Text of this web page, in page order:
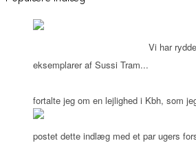
Vi har
eksemplarer af Sussi Tram...
fortalte jeg om en lejlighed i Kbh, som
postet dette indlæg med et par ugers